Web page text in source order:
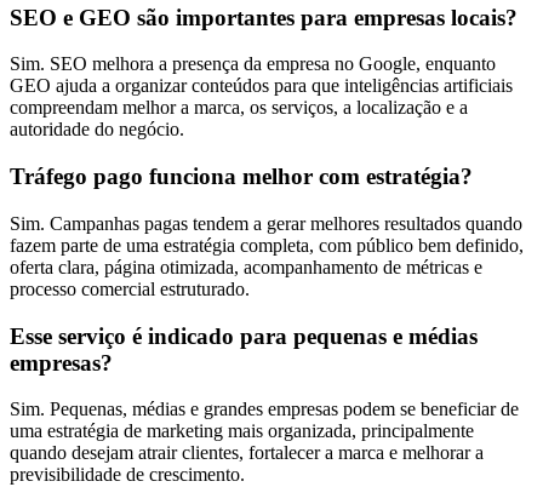
SEO e GEO são importantes para empresas locais?
Sim. SEO melhora a presença da empresa no Google, enquanto
GEO ajuda a organizar conteúdos para que inteligências artificiais
compreendam melhor a marca, os serviços, a localização e a
autoridade do negócio.
Tráfego pago funciona melhor com estratégia?
Sim. Campanhas pagas tendem a gerar melhores resultados quando
fazem parte de uma estratégia completa, com público bem definido,
oferta clara, página otimizada, acompanhamento de métricas e
processo comercial estruturado.
Esse serviço é indicado para pequenas e médias
empresas?
Sim. Pequenas, médias e grandes empresas podem se beneficiar de
uma estratégia de marketing mais organizada, principalmente
quando desejam atrair clientes, fortalecer a marca e melhorar a
previsibilidade de crescimento.